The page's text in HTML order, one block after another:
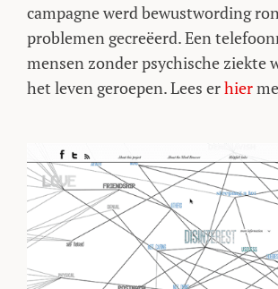
campagne werd bewustwording
problemen gecreëerd. Een
mensen zonder psychische ziekte
het leven geroepen. Lees erhier